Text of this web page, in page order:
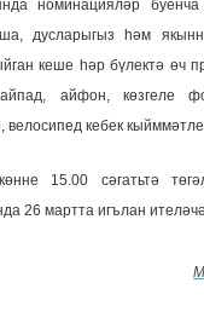
номинацияләр
дусларыгыз һәм
кеше һәр бүлектә өч
айфон, көзгеле
велосипед кебек
15.00 сәгатьтә
26 мартта игълан